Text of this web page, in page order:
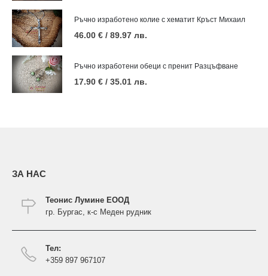
Ръчно изработено колие с хематит Кръст Михаил
46.00 € / 89.97 лв.
Ръчно изработени обеци с пренит Разцъфване
17.90 € / 35.01 лв.
ЗА НАС
Теонис Лумине ЕООД
гр. Бургас, к-с Меден рудник
Тел:
+359 897 967107